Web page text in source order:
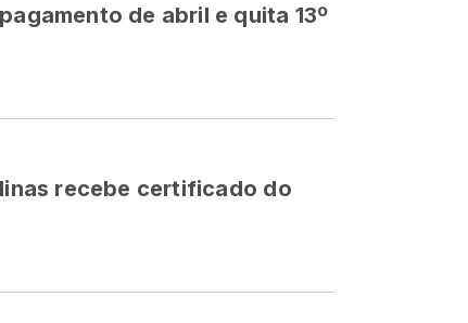
de abril e quita 13º
recebe certificado do